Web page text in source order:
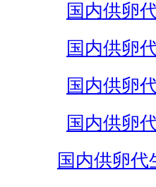
国内供卵
国内供卵
国内供卵
国内供卵
国内供卵代